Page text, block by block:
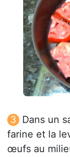
Dans un
farine et la
œufs au